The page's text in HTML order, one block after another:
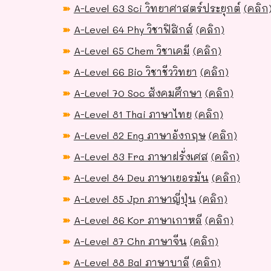
➽ A-Level 63 Sci วิทยาศาสตร์ประยุกต์ (คลิก
➽ A-Level 64 Phy วิชาฟิสิกส์ (คลิก)
➽ A-Level 65 Chem วิชาเคมี (คลิก)
➽ A-Level 66 Bio วิชาชีววิทยา (คลิก)
➽ A-Level 70 Soc สังคมศึกษา (คลิก)
➽ A-Level 81 Thai ภาษาไทย (คลิก)
➽ A-Level 82 Eng ภาษาอังกฤษ (คลิก)
➽ A-Level 83 Fra ภาษาฝรั่งเศส (คลิก)
➽ A-Level 84 Deu ภาษาเยอรมัน (คลิก)
➽ A-Level 85 Jpn ภาษาญี่ปุ่น (คลิก)
➽ A-Level 86 Kor ภาษาเกาหลี (คลิก)
➽ A-Level 87 Chn ภาษาจีน (คลิก)
➽ A-Level 88 Bal ภาษาบาลี (คลิก)